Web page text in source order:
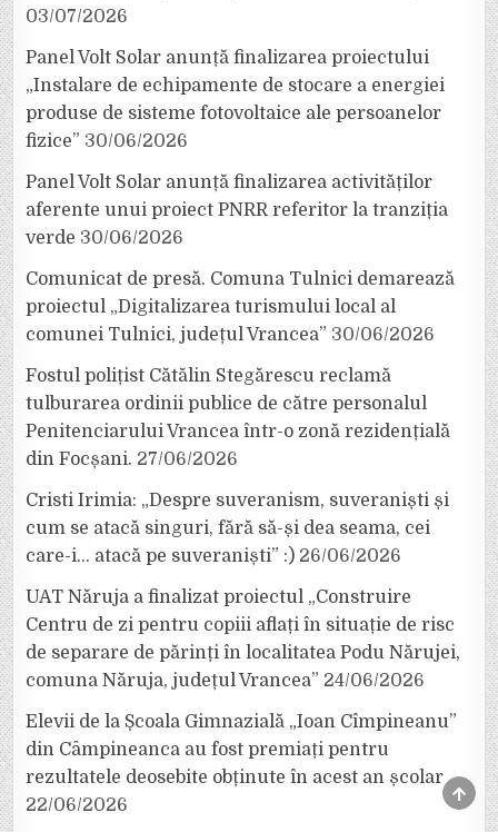
03/07/2026
Panel Volt Solar anunță finalizarea proiectului
„Instalare de echipamente de stocare a energiei
produse de sisteme fotovoltaice ale persoanelor
fizice” 30/06/2026
Panel Volt Solar anunță finalizarea activităților
aferente unui proiect PNRR referitor la tranziția
verde 30/06/2026
Comunicat de presă. Comuna Tulnici demarează
proiectul „Digitalizarea turismului local al
comunei Tulnici, județul Vrancea” 30/06/2026
Fostul polițist Cătălin Stegărescu reclamă
tulburarea ordinii publice de către personalul
Penitenciarului Vrancea într-o zonă rezidențială
din Focșani. 27/06/2026
Cristi Irimia: „Despre suveranism, suveraniști și
cum se atacă singuri, fără să-și dea seama, cei
care-i… atacă pe suveraniști” :) 26/06/2026
UAT Năruja a finalizat proiectul „Construire
Centru de zi pentru copiii aflați în situație de risc
de separare de părinți în localitatea Podu Nărujei,
comuna Năruja, județul Vrancea” 24/06/2026
Elevii de la Școala Gimnazială „Ioan Cîmpineanu”
din Câmpineanca au fost premiați pentru
rezultatele deosebite obținute în acest an școlar
22/06/2026
TO
TOP